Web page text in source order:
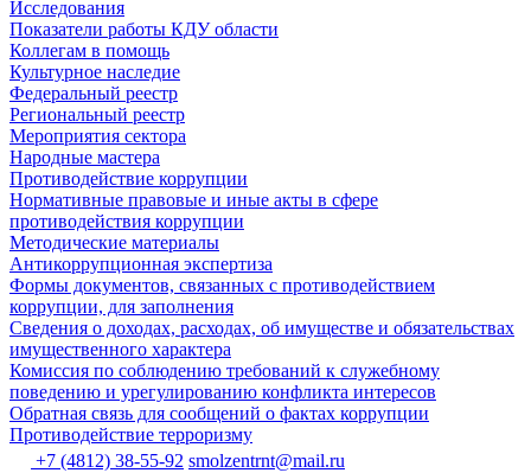
Исследования
Показатели работы КДУ области
Коллегам в помощь
Культурное наследие
Федеральный реестр
Региональный реестр
Мероприятия сектора
Народные мастера
Противодействие коррупции
Нормативные правовые и иные акты в сфере
противодействия коррупции
Методические материалы
Антикоррупционная экспертиза
Формы документов, связанных с противодействием
коррупции, для заполнения
Сведения о доходах, расходах, об имуществе и обязательствах
имущественного характера
Комиссия по соблюдению требований к служебному
поведению и урегулированию конфликта интересов
Обратная связь для сообщений о фактах коррупции
Противодействие терроризму
+7 (4812) 38-55-92 smolzentrnt@mail.ru